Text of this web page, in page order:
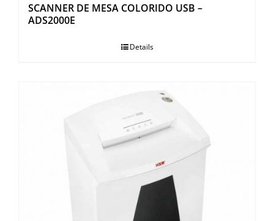
SCANNER DE MESA COLORIDO USB –
ADS2000E
Details